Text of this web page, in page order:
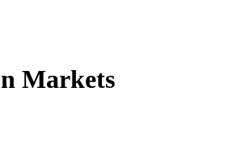
Markets